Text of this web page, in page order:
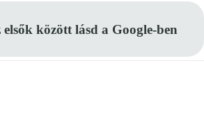
között lásd a Google-ben